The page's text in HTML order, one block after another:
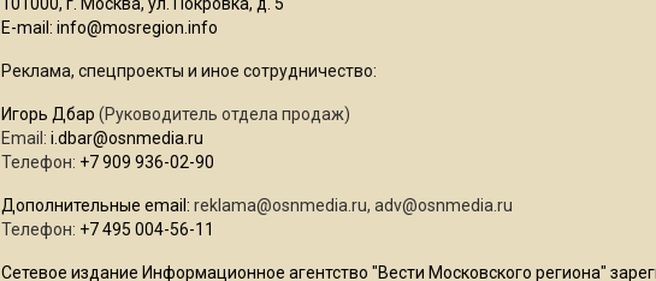
E-mail: info@mosregion.info
Реклама, спецпроекты и иное сотрудничество:
Игорь Дбар (Руководитель отдела продаж)
Email: i.dbar@osnmedia.ru
Телефон: +7 909 936-02-90
Дополнительные email: reklama@osnmedia.ru, adv@osnmedia.ru
Телефон: +7 495 004-56-11
Сетевое издание Информационное агентство "Вести Московского региона"